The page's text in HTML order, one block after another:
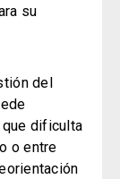
su
del
que dificulta
o entre